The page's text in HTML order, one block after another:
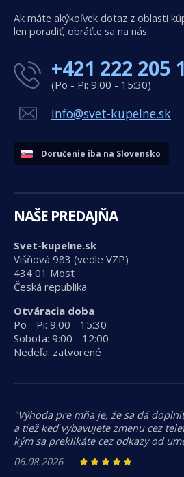
Ak máte akýkoľvek dotaz z oblasti
len poradiť, obráťte sa na nás:
+421 222 205
(Po - Pi: 9:00 - 15:30)
info@svet-kupelne.sk
Doručenie iba na Slovensko
NAŠE PREDAJŇA
Svet-kupelne.sk
Višňová 983 (vedle VZP)
434 01 Most
Česká republika
Otváracia doba
Po - Pi: 9:00 - 15:30
Sobota: 9:00 - 12:00
Nedeľa: zatvorené
"Výhoda pre mňa je, že sa dá
a tiež keď vybavujete zmenu cez
kým sa preklikáte cez odkazy od
06.08.2026